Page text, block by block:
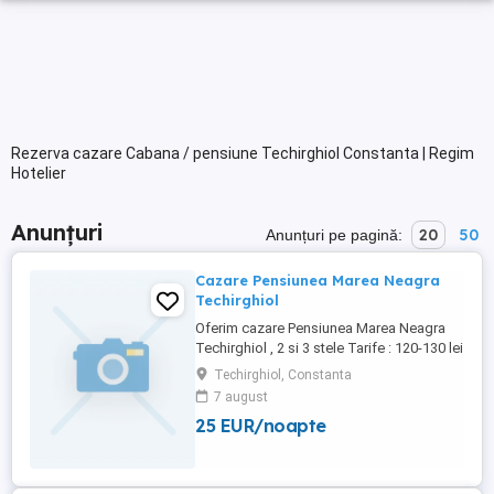
Rezerva cazare Cabana / pensiune Techirghiol Constanta | Regim
Hotelier
Anunțuri Anunțuri pe pagină: 20 50
Cazare Pensiunea Marea Neagra
Techirghiol
Oferim cazare Pensiunea Marea Neagra
Techirghiol , 2 si 3 stele Tarife : 120-130 lei
persoana pe zi Camera dubla : 200 - 250
lei in functie de stele si perioada Telefon :
Techirghiol, Constanta
7 august
25 EUR/noapte